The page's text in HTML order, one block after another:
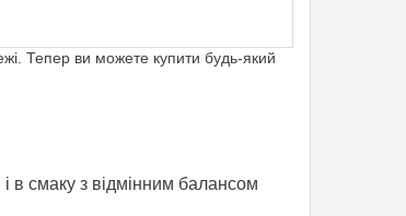
Тепер ви можете купити будь-який
в смаку з відмінним балансом